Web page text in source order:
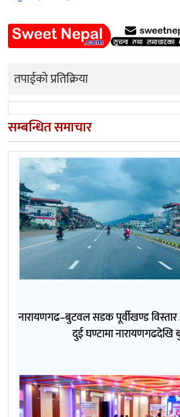
तपाईको प्रतिक्रिया
सम्बन्धित समाचार
नारायणगढ–बुटवल सडक पूर्वीखण्ड
दुई घण्टामा